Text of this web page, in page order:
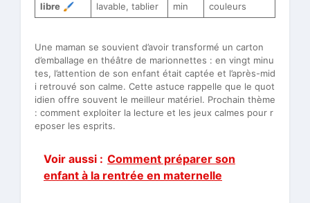
libre🖌️
lavable, tablier
min
couleurs
Une maman se souvient d’avoir transformé un carton
d’emballage en théâtre de marionnettes : en vingt minu
tes, l’attention de son enfant était captée et l’après-mid
i retrouvé son calme. Cette astuce rappelle que le quot
idien offre souvent le meilleur matériel. Prochain thème
: comment exploiter la lecture et les jeux calmes pour r
eposer les esprits.
Voir aussi : Comment préparer son
enfant à la rentrée en maternelle